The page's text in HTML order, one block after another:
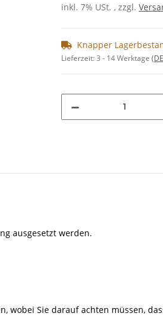
inkl. 7% USt. , zzgl.
Knapper
Lieferzeit:3 - 14 Werktage
ausgesetzt werden.
Sie darauf achten müssen,